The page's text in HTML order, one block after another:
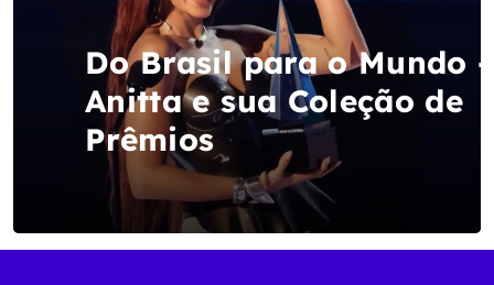
Do Brasil para o Mundo -
Anitta e sua Coleção de
Prêmios